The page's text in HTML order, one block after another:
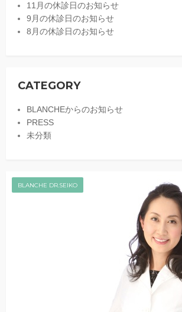
11月の休診日のお知らせ
9月の休診日のお知らせ
8月の休診日のお知らせ
CATEGORY
BLANCHEからのお知らせ
PRESS
未分類
BLANCHE DR.SEIKO